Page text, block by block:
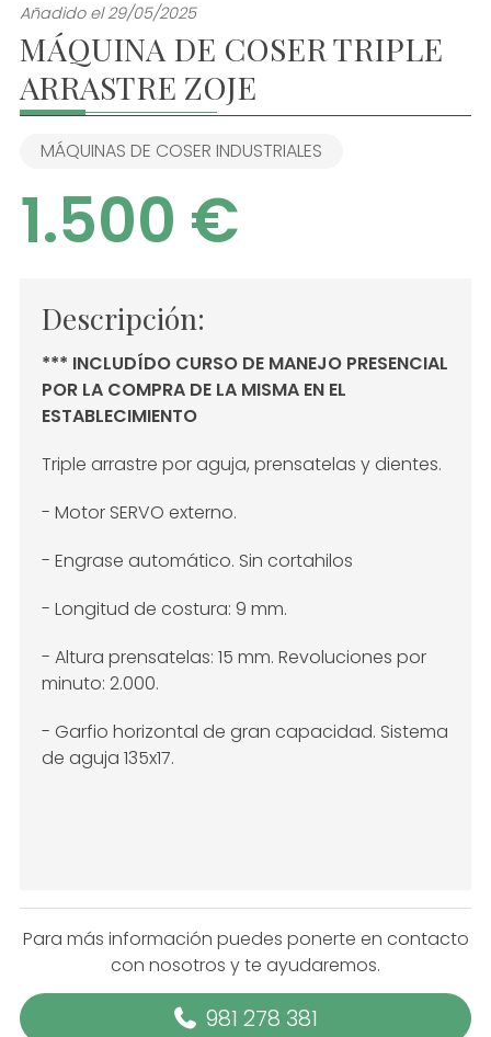
MÁQUINA DE COSER TRIPLE
ARRASTRE ZOJE
MÁQUINAS DE COSER INDUSTRIALES
Añadido el 29/05/2025
1.500 €
Para más información puedes ponerte en contacto
con nosotros y te ayudaremos.
981 278 381
Descripción:
*** INCLUDÍDO CURSO DE MANEJO PRESENCIAL
POR LA COMPRA DE LA MISMA EN EL
ESTABLECIMIENTO
Triple arrastre por aguja, prensatelas y dientes.
- Motor SERVO externo.
- Engrase automático. Sin cortahilos
- Longitud de costura: 9 mm.
- Altura prensatelas: 15 mm. Revoluciones por
minuto: 2.000.
- Garfio horizontal de gran capacidad. Sistema
de aguja 135x17.